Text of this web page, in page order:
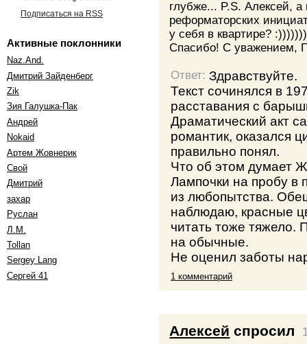
Подписаться на RSS
Активные поклонники
Naz.And.
Дмитрий Зайденберг
Zik
Зия Галушка-Пак
Андрей
Nokaid
Артем Жовнерик
Свой
Дмитрий
захар
Руслан
Л.М.
Tollan
Sergey Lang
Сергей 41
глубже... P.S. Алексей, а
реформаторских
у себя в квартире?
Спасибо! С уважением,
Ответ:Здравствуйте.
Текст сочинялся в
расставания с
Драматический акт
романтик, оказался
правильно понял.
Что об этом думает
Лампочки на пробу в
из любопытства.
наблюдаю, красные
читать тоже
на обычные.
Не оценил заботы
1 комментарий
Алексей спросил